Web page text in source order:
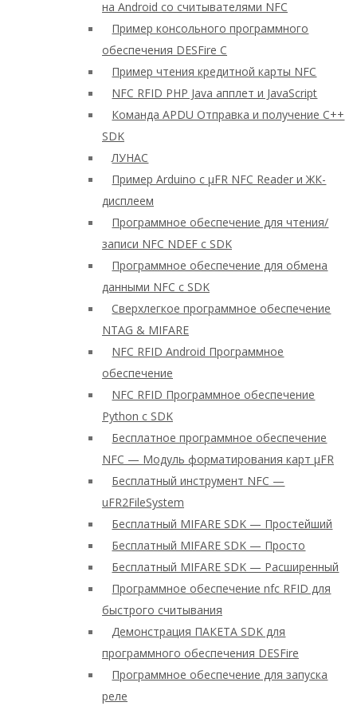
на Android со считывателями NFC
Пример консольного программного
обеспечения DESFire C
Пример чтения кредитной карты NFC
NFC RFID PHP Java апплет и JavaScript
Команда APDU Отправка и получение C++
SDK
ЛУНАС
Пример Arduino с μFR NFC Reader и ЖК-
дисплеем
Программное обеспечение для чтения/
записи NFC NDEF с SDK
Программное обеспечение для обмена
данными NFC с SDK
Сверхлегкое программное обеспечение
NTAG & MIFARE
NFC RFID Android Программное
обеспечение
NFC RFID Программное обеспечение
Python с SDK
Бесплатное программное обеспечение
NFC — Модуль форматирования карт μFR
Бесплатный инструмент NFC —
uFR2FileSystem
Бесплатный MIFARE SDK — Простейший
Бесплатный MIFARE SDK — Просто
Бесплатный MIFARE SDK — Расширенный
Программное обеспечение nfc RFID для
быстрого считывания
Демонстрация ПАКЕТА SDK для
программного обеспечения DESFire
Программное обеспечение для запуска
реле